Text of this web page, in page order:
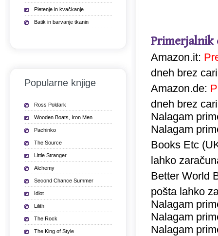
Primerjalnik
Amazon.it:
dneh brez
Amazon.de:
dneh brez
Nalagam
Nalagam
Books Etc
lahko
Better World
pošta lahko
Nalagam
Nalagam
Nalagam
Pletenje in kvačkanje
Batik in barvanje tkanin
Popularne knjige
Ross Poldark
Wooden Boats, Iron Men
Pachinko
The Source
Little Stranger
Alchemy
Second Chance Summer
Idiot
Lilith
The Rock
The King of Style